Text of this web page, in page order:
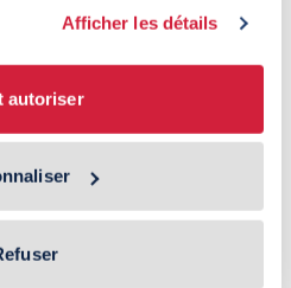
Afficher les détails
autoriser
Hours of Air Combat
Aces Inc. announced today